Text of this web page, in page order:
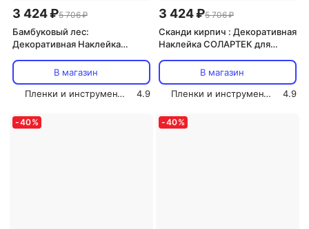
3 424 ₽5 706 ₽
Бамбуковый лес:
Декоративная Наклейка
210х80 смВ магазин
Пленки и инструмент СОЛАРТЕК
4.9
3 424 ₽5 706 ₽
Сканди кирпич : Декоративная
Наклейка СОЛАРТЕК для
В магазин
Пленки и инструмент СОЛАРТЕК
4.9
-40% -40%